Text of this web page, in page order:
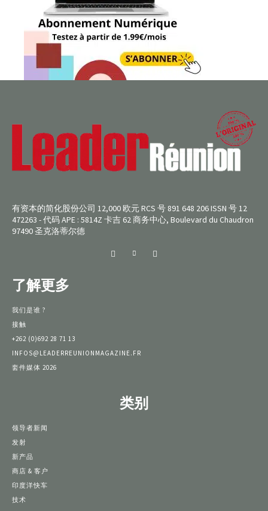
有资本的简化股份公司 12,000 欧元 RCS 号 891 648 206 ISSN 号 12
472263 - 代码 APE : 5814Z 卡吉 62 商务中心, Boulevard du Chaudron
97490 圣克洛蒂尔德
了解更多
我们是谁 ?
接触
+262 (0)692 28 71 13
INFOS@LEADERREUNIONMAGAZINE.FR
套件媒体 2026
类别
领导者新闻
发射
新产品
商店 & 客户
印度洋快车
技术